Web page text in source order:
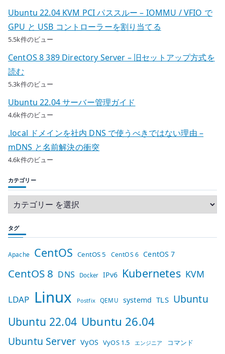
Ubuntu 22.04 KVM PCI パススルー – IOMMU / VFIO で
GPU と USB コントローラーを割り当てる
5.5k件のビュー
CentOS 8 389 Directory Server – 旧セットアップ方式を
読む
5.3k件のビュー
Ubuntu 22.04 サーバー管理ガイド
4.6k件のビュー
.local ドメインを社内 DNS で使うべきではない理由 –
mDNS と名前解決の衝突
4.6k件のビュー
カテゴリー
タグ
Apache CentOS CentOS 5 CentOS 6 CentOS 7
CentOS 8 DNS Docker IPv6 Kubernetes KVM
LDAP Linux Postfix QEMU systemd TLS Ubuntu
Ubuntu 22.04 Ubuntu 26.04
Ubuntu Server VyOS VyOS 1.5 エンジニア コマンド